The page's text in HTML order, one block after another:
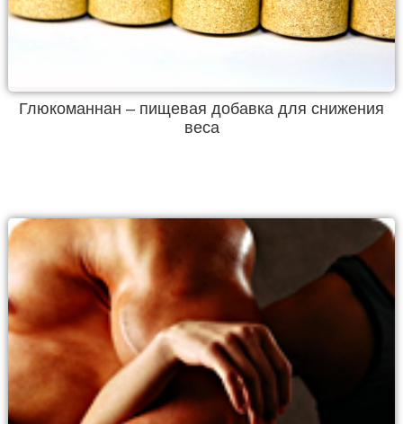
Глюкоманнан – пищевая добавка для снижения
веса